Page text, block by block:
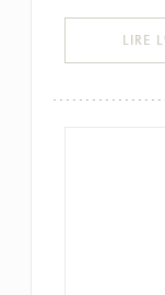
LIRE